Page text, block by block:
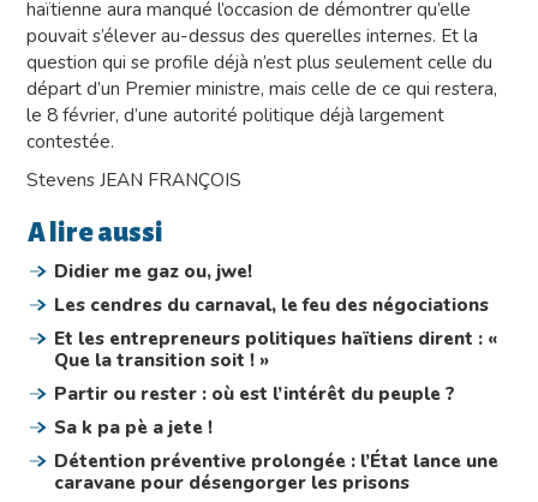
haïtienne aura manqué l’occasion de démontrer qu’elle
pouvait s’élever au-dessus des querelles internes. Et la
question qui se profile déjà n’est plus seulement celle du
départ d’un Premier ministre, mais celle de ce qui restera,
le 8 février, d’une autorité politique déjà largement
contestée.
Stevens JEAN FRANÇOIS
A lire aussi
Didier me gaz ou, jwe!
Les cendres du carnaval, le feu des négociations
Et les entrepreneurs politiques haïtiens dirent : «
Que la transition soit ! »
Partir ou rester : où est l’intérêt du peuple ?
Sa k pa pè a jete !
Détention préventive prolongée : l’État lance une
caravane pour désengorger les prisons